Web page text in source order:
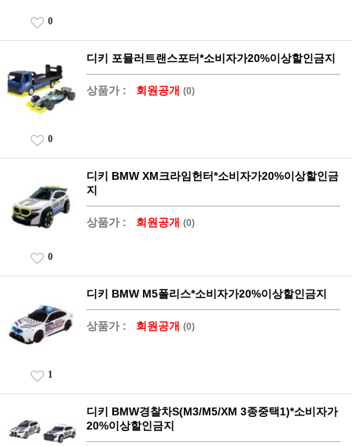
0
디키 포뮬러트랜스포터*소비자가20%이상할인금지
상품가 : 회원공개 (0)
0
디키 BMW XM크라임헌터*소비자가20%이상할인금
지
상품가 : 회원공개 (0)
0
디키 BMW M5폴리스*소비자가20%이상할인금지
상품가 : 회원공개 (0)
1
디키 BMW경찰차S(M3/M5/XM 3종중택1)*소비자가
20%이상할인금지